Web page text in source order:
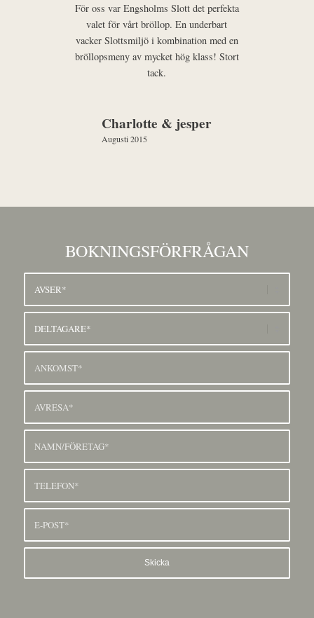
För oss var Engsholms Slott det perfekta
valet för vårt bröllop. En underbart
vacker Slottsmiljö i kombination med en
bröllopsmeny av mycket hög klass! Stort
tack.
Charlotte & jesper
Augusti 2015
BOKNINGSFÖRFRÅGAN